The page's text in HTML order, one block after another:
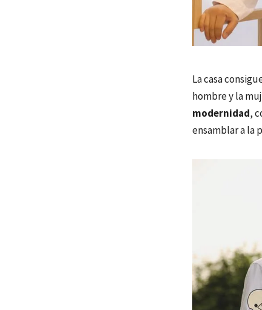
La casa
hombre y la
modernidad,
ensamblar a la